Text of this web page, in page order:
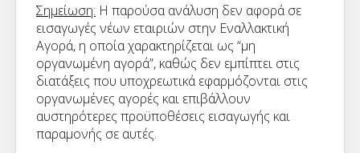
Σημείωση: Η παρούσα ανάλυση δεν αφορά σε
εισαγωγές νέων εταιριών στην Εναλλακτική
Αγορά, η οποία χαρακτηρίζεται ως “μη
οργανωμένη αγορά”, καθώς δεν εμπίπτει στις
διατάξεις που υποχρεωτικά εφαρμόζονται στις
οργανωμένες αγορές και επιβάλλουν
αυστηρότερες προϋποθέσεις εισαγωγής και
παραμονής σε αυτές.